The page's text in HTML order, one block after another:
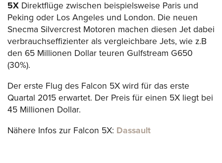
5X Direktflüge zwischen beispielsweise Paris und
Peking oder Los Angeles und London. Die neuen
Snecma Silvercrest Motoren machen diesen Jet dabei
verbrauchseffizienter als vergleichbare Jets, wie z.B
den 65 Millionen Dollar teuren Gulfstream G650
(30%).
Der erste Flug des Falcon 5X wird für das erste
Quartal 2015 erwartet. Der Preis für einen 5X liegt bei
45 Millionen Dollar.
Nähere Infos zur Falcon 5X: Dassault